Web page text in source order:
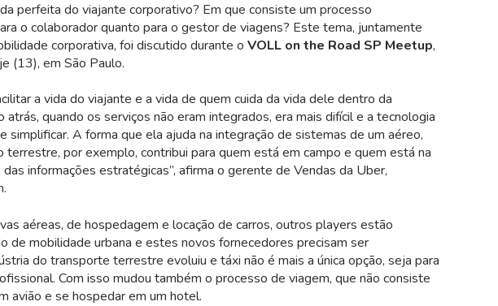
perfeita do viajante corporativo? Em que consiste um processo
o colaborador quanto para o gestor de viagens? Este tema, juntamente
corporativa, foi discutido durante o VOLL on the Road SP Meetup,
(13), em São Paulo.
a vida do viajante e a vida de quem cuida da vida dele dentro da
quando os serviços não eram integrados, era mais difícil e a tecnologia
simplificar. A forma que ela ajuda na integração de sistemas de um aéreo,
por exemplo, contribui para quem está em campo e quem está na
das informações estratégicas”, afirma o gerente de Vendas da Uber,
aéreas, de hospedagem e locação de carros, outros players estão
de mobilidade urbana e estes novos fornecedores precisam ser
do transporte terrestre evoluiu e táxi não é mais a única opção, seja para
Com isso mudou também o processo de viagem, que não consiste
avião e se hospedar em um hotel.